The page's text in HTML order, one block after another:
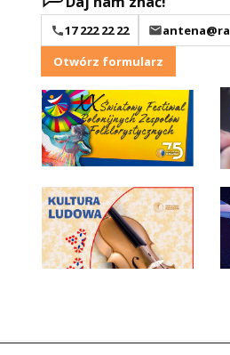
17 222 22 22
Otwórz formularz